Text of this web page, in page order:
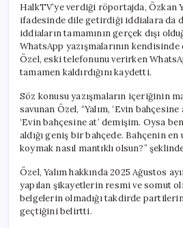
HalkTV’ye verdiği röportajda, Özkan
ifadesinde dile getirdiği iddialara da
iddiaların tamamının gerçek dışı
WhatsApp yazışmalarının kendisinde
Özel, eski telefonunu verirken
tamamen kaldırdığını kaydetti.
Söz konusu yazışmaların içeriğinin
savunan Özel, “Yalım, ‘Evin
‘Evin bahçesine at’ demişim. Oysa
aldığı geniş bir bahçede. Bahçenin
koymak nasıl mantıklı olsun?”
Özel, Yalım hakkında 2025 Ağustos
yapılan şikayetlerin resmi ve somut
belgelerin olmadığı takdirde
geçtiğini belirtti.